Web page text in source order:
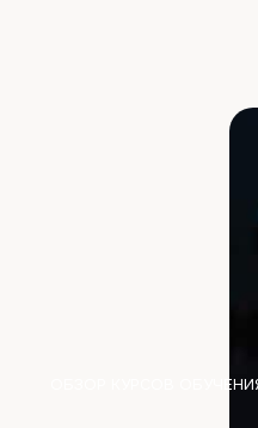
ОБЗОР КУРСОВ